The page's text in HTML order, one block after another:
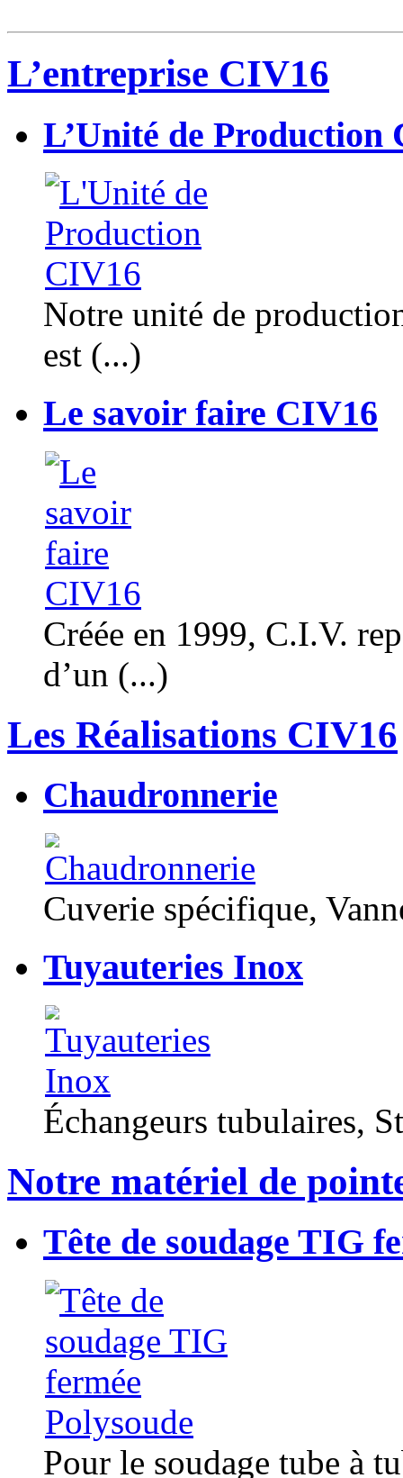
L’entreprise CIV16
L’Unité de Production
Notre unité de
est (...)
Le savoir faire CIV16
Créée en 1999, C.I.V.
d’un (...)
Les Réalisations CIV16
Chaudronnerie
Cuverie spécifique,
Tuyauteries Inox
Échangeurs tubulaires,
Notre matériel de
Tête de soudage TIG
Pour le soudage tube à